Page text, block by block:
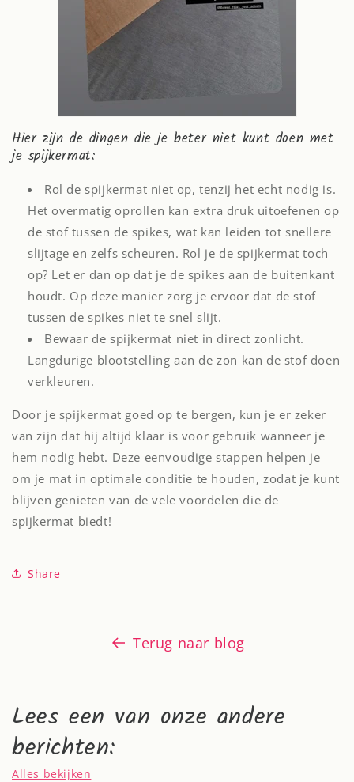
Hier zijn de dingen die je beter niet kunt doen met
je spijkermat:
Rol de spijkermat niet op, tenzij het echt nodig is.
Het overmatig oprollen kan extra druk uitoefenen op
de stof tussen de spikes, wat kan leiden tot snellere
slijtage en zelfs scheuren. Rol je de spijkermat toch
op? Let er dan op dat je de spikes aan de buitenkant
houdt. Op deze manier zorg je ervoor dat de stof
tussen de spikes niet te snel slijt.
Bewaar de spijkermat niet in direct zonlicht.
Langdurige blootstelling aan de zon kan de stof doen
verkleuren.
Door je spijkermat goed op te bergen, kun je er zeker
van zijn dat hij altijd klaar is voor gebruik wanneer je
hem nodig hebt. Deze eenvoudige stappen helpen je
om je mat in optimale conditie te houden, zodat je kunt
blijven genieten van de vele voordelen die de
spijkermat biedt!
Share
Terug naar blog
Lees een van onze andere
berichten:
Alles bekijken